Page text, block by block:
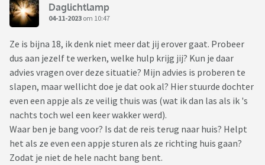
Daglichtlamp
04-11-2023 om 10:47
Ze is bijna 18, ik denk niet meer dat jij erover gaat. Probeer
dus aan jezelf te werken, welke hulp krijg jij? Kun je daar
advies vragen over deze situatie? Mijn advies is proberen te
slapen, maar wellicht doe je dat ook al? Hier stuurde dochter
even een appje als ze veilig thuis was (wat ik dan las als ik 's
nachts toch wel een keer wakker werd).
Waar ben je bang voor? Is dat de reis terug naar huis? Helpt
het als ze even een appje sturen als ze richting huis gaan?
Zodat je niet de hele nacht bang bent.